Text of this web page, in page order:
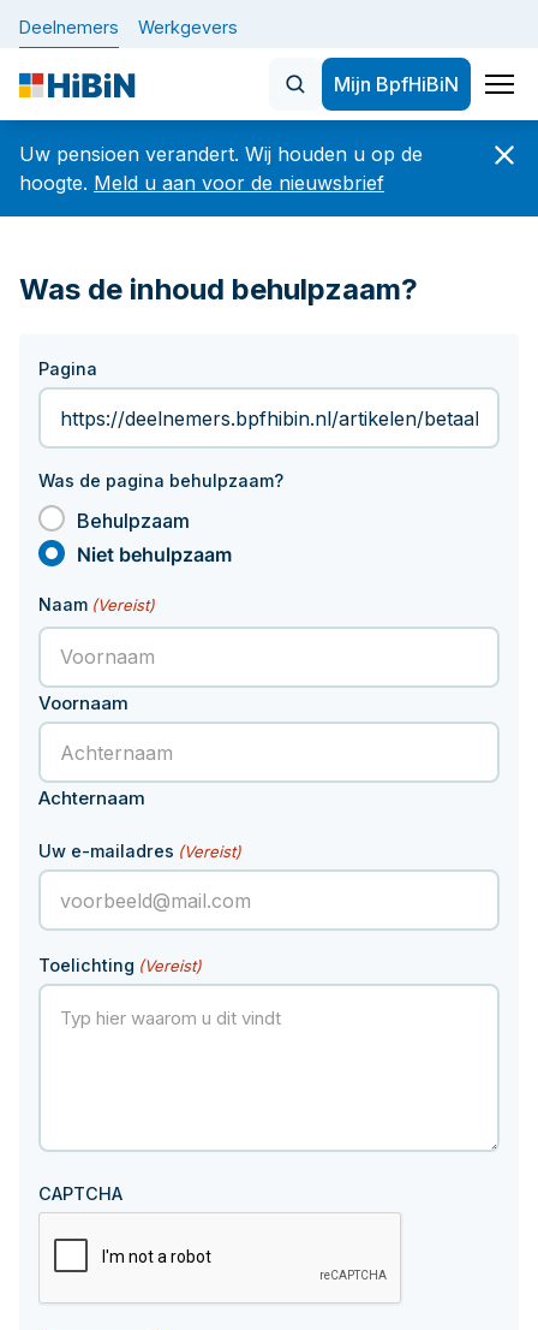
Deelnemers Werkgevers
Mijn BpfHiBiN
Nieuws
De nieuwe pensioenregeling
Verandering in werk of privé
Uw gegevens
Contact
BELANGRIJK: let op veranderingen in uw
De nieuwe pensioenregeling (WTP)
Nieuwsbrief
Betaaldatums, specificaties en jaaropgaven
Uw pensioen verandert. Wij houden u op de
hoogte. Meld u aan voor de nieuwsbrief
Was de inhoud behulpzaam?
Pagina
Was de pagina behulpzaam?
Behulpzaam
Niet behulpzaam
Naam (Vereist)
Voornaam
Achternaam
Uw e-mailadres (Vereist)
Toelichting (Vereist)
CAPTCHA